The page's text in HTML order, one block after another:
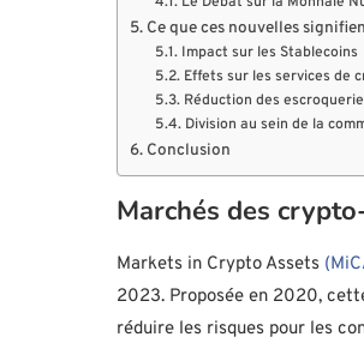
Ce que ces nouvelles
Impact sur les Stablecoins
Effets sur les services de
Réduction des
Division au sein de la
Conclusion
Marchés des
Markets in Crypto Assets
2023. Proposée en 2020,
réduire les risques pour les